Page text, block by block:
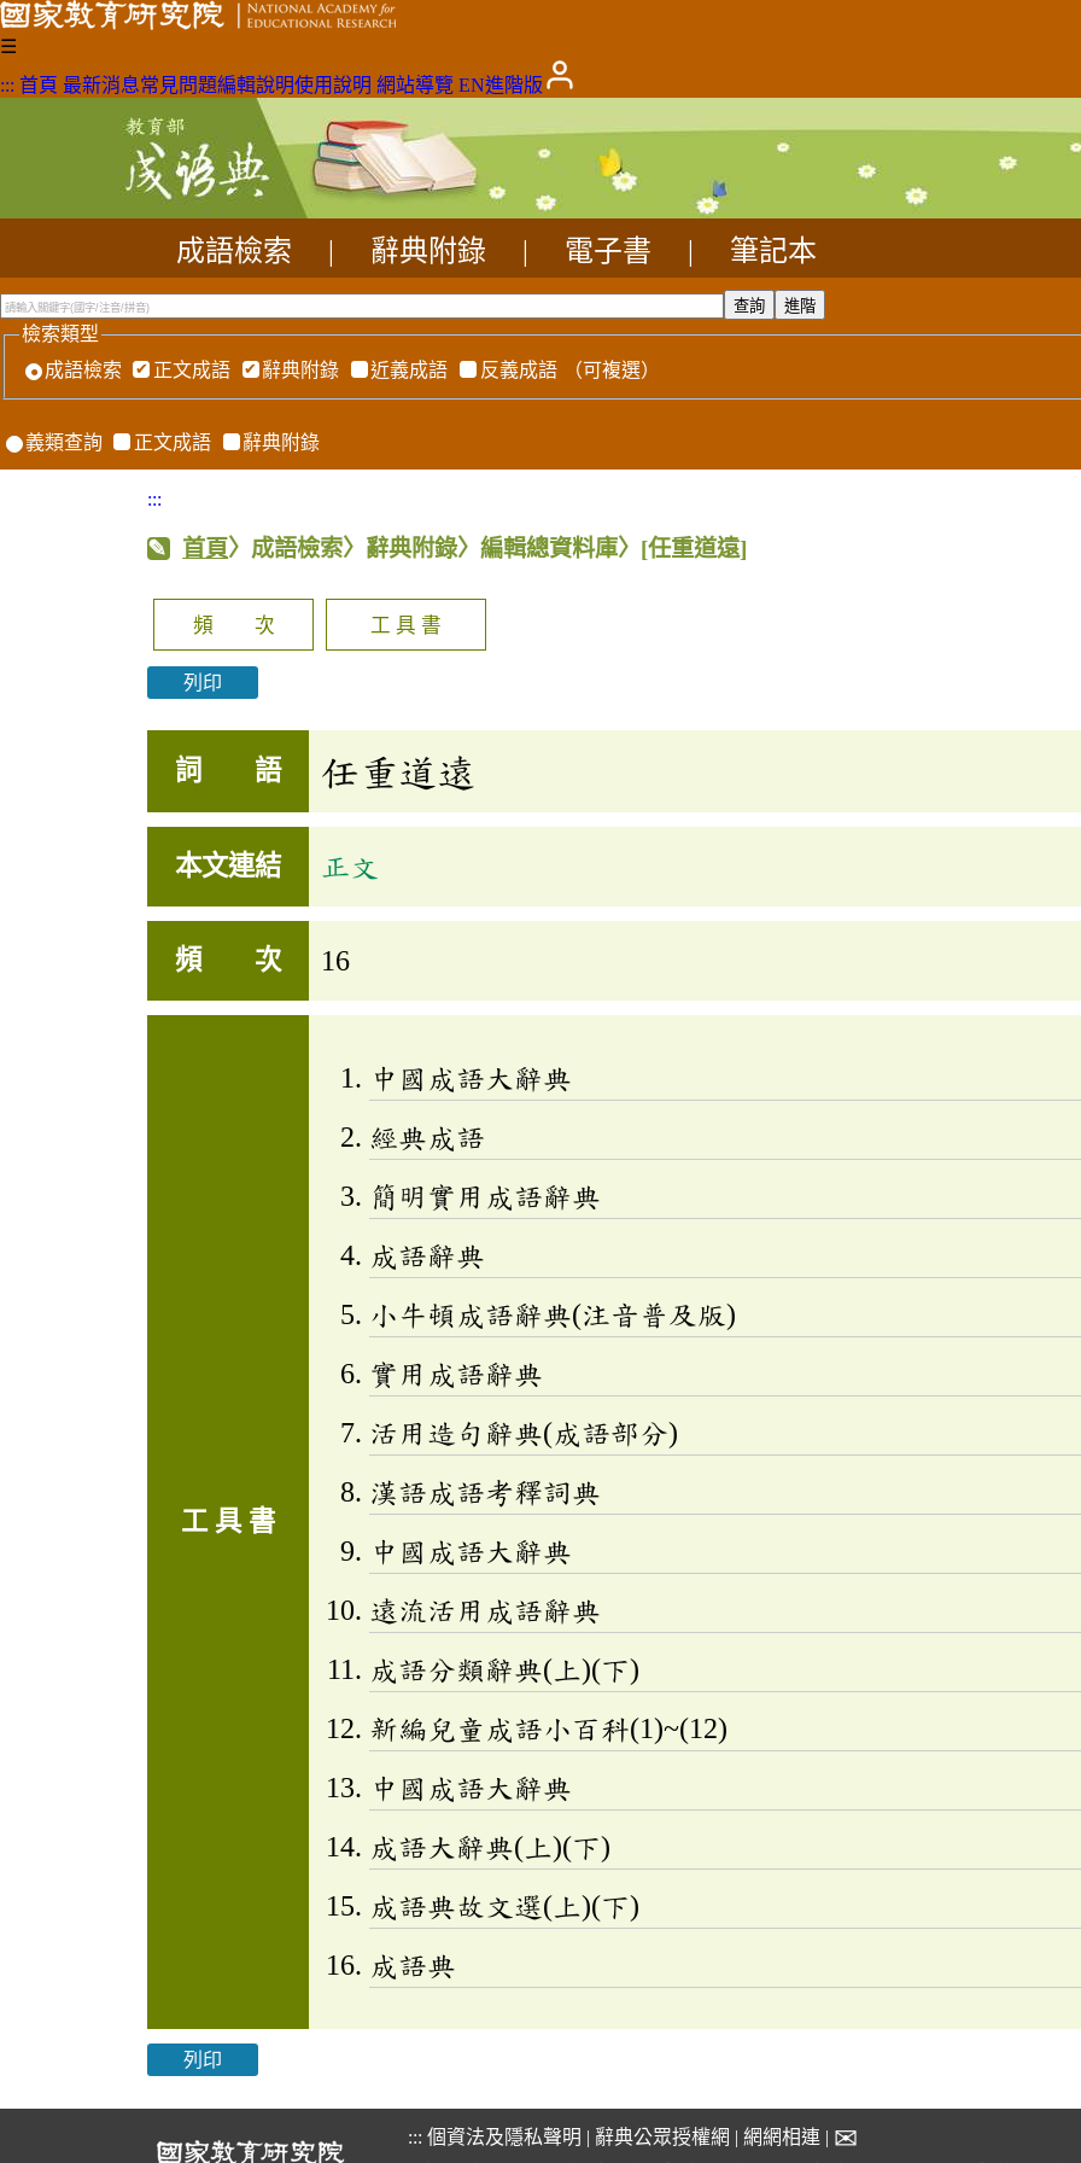
☰
::: 首頁 最新消息常見問題編輯說明使用說明 網站導覽 EN進階版
成語檢索 辭典附錄 電子書 筆記本
檢索類型
成語檢索
正文成語 辭典附錄 近義成語 反義成語 （可複選）
義類查詢 正文成語 辭典附錄
:::
首頁〉成語檢索〉辭典附錄〉編輯總資料庫〉 [任重道遠]
頻 次 工 具 書
列印
詞 語 任重道遠
本文連結 正文
頻 次 16
工 具 書
中國成語大辭典
經典成語
簡明實用成語辭典
成語辭典
小牛頓成語辭典(注音普及版)
實用成語辭典
活用造句辭典(成語部分)
漢語成語考釋詞典
中國成語大辭典
遠流活用成語辭典
成語分類辭典(上)(下)
新編兒童成語小百科(1)~(12)
中國成語大辭典
成語大辭典(上)(下)
成語典故文選(上)(下)
成語典
列印
::: 個資法及隱私聲明 | 辭典公眾授權網 | 網網相連 | ✉